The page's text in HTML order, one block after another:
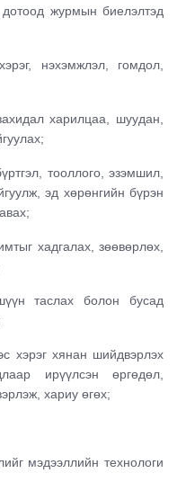
журмын биелэлтэд
нэхэмжлэл, гомдол,
харилцаа, шуудан,
тооллого, эзэмшил,
эд хөрөнгийн бүрэн
хадгалах, зөөвөрлөх,
таслах болон бусад
хэрэг хянан шийдвэрлэх
ирүүлсэн өргөдөл,
хариу өгөх;
мэдээллийн технологи